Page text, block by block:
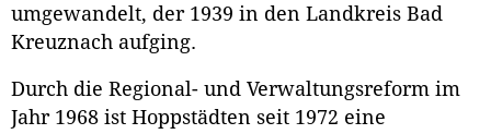
umgewandelt, der 1939 in den Landkreis Bad
Kreuznach aufging.
Durch die Regional- und Verwaltungsreform im
Jahr 1968 ist Hoppstädten seit 1972 eine